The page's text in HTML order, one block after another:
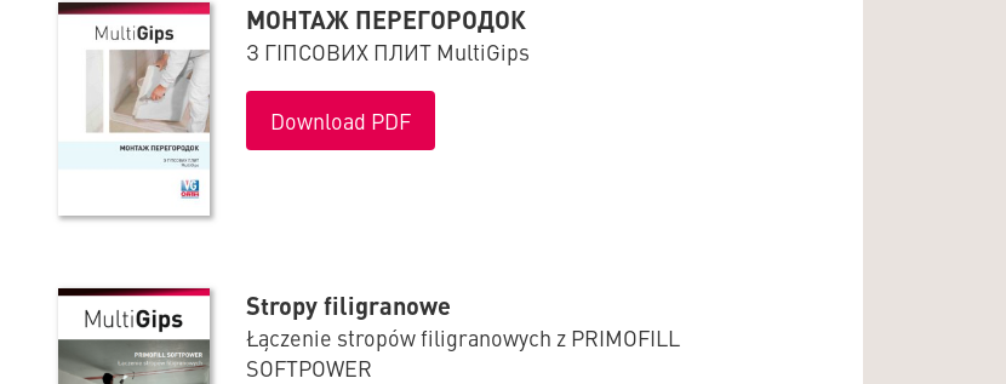
МОНТАЖ ПЕРЕГОРОДОК
З ГІПСОВИХ ПЛИТ MultiGips
Download PDF
Stropy filigranowe
Łączenie stropów filigranowych z PRIMOFILL
SOFTPOWER